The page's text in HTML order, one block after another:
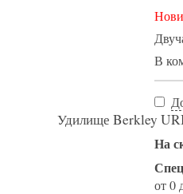
В
Удилище Berkley
На
от 0